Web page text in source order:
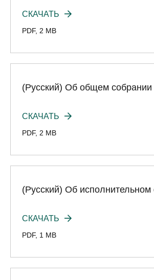
СКАЧАТЬ
PDF, 2 MB
(Русский) Об общем собрании
СКАЧАТЬ
PDF, 2 MB
(Русский) Об исполнительном
СКАЧАТЬ
PDF, 1 MB